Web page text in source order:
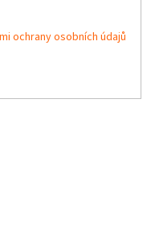
ochrany osobních údajů